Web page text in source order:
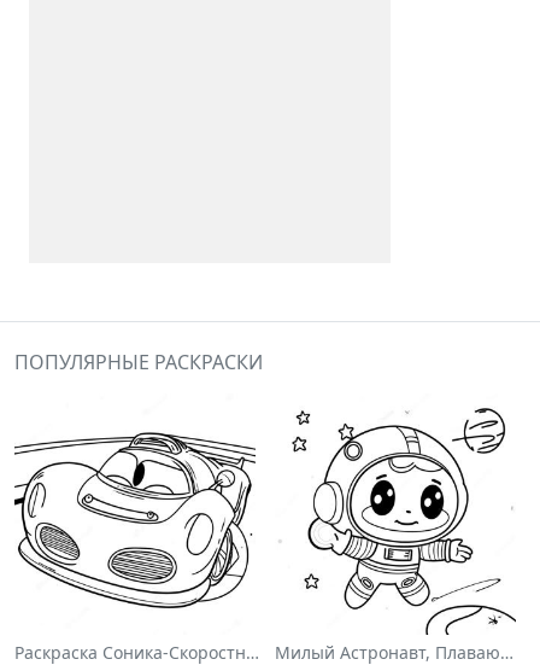
ПОПУЛЯРНЫЕ РАСКРАСКИ
Раскраска Соника-Скоростного Гонщика Милый Астронавт, Плавающий В Космосе На Раскраске